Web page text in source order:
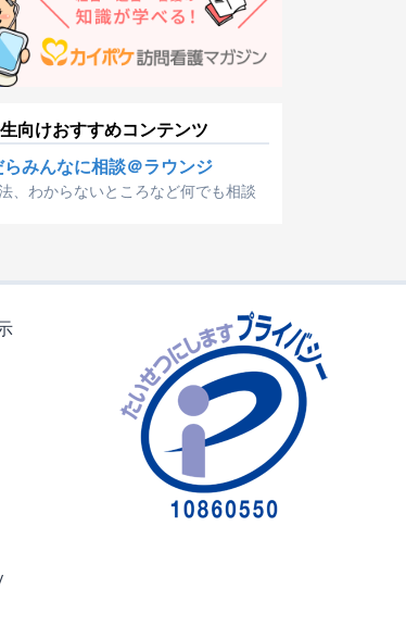
向けおすすめコンテンツ
みんなに相談＠ラウンジ
、わからないところなど何でも相談